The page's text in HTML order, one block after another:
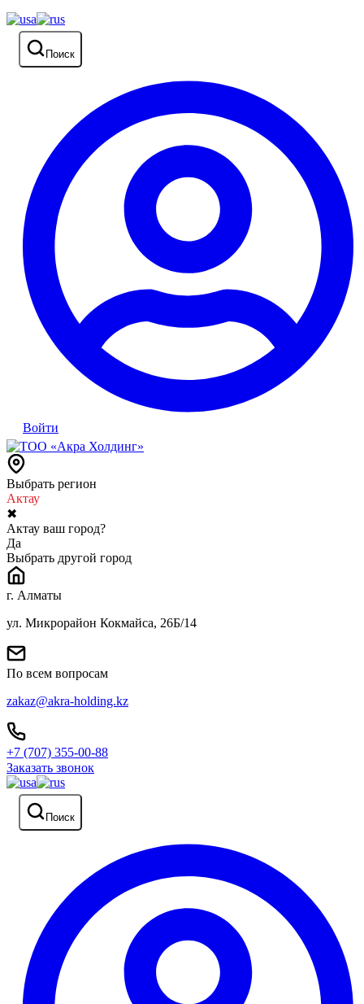
Поиск
Войти
Выбрать регион
Актау
✖
Актау ваш город?
Да
Выбрать другой город
г. Алматы
ул. Микрорайон Кокмайса, 26Б/14
По всем вопросам
zakaz@akra-holding.kz
+7 (707) 355-00-88
Заказать звонок
Поиск